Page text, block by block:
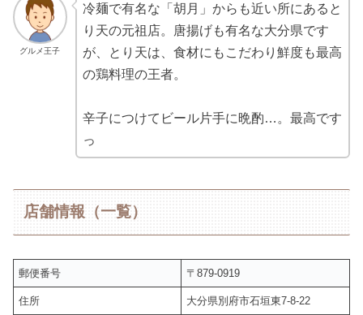
グルメ王子
冷麺で有名な「胡月」からも近い所にあると
り天の元祖店。唐揚げも有名な大分県です
が、とり天は、食材にもこだわり鮮度も最高
の鶏料理の王者。
辛子につけてビール片手に晩酌…。最高です
っ
店舗情報（一覧）
郵便番号 〒879-0919
住所 大分県別府市石垣東7-8-22